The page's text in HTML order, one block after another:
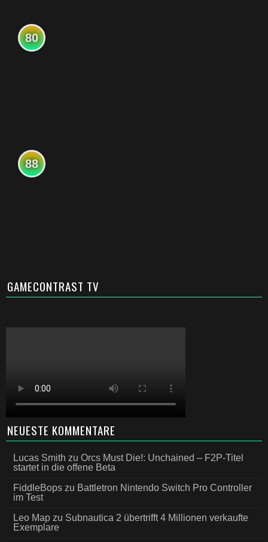
80
88
GAMECONTRAST TV
NEUESTE KOMMENTARE
Lucas Smith zu Orcs Must Die!: Unchained – F2P-Titel
startet in die offene Beta
FiddleBops zu Battletron Nintendo Switch Pro Controller
im Test
Leo Map zu Subnautica 2 übertrifft 4 Millionen verkaufte
Exemplare